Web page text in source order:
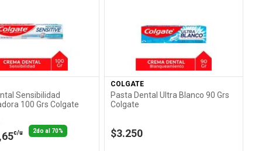
Ver Producto
Sensibilidad
100 Grs Colgate
c/u 2do al 70%
Ver Producto
COLGATE
Pasta Dental Ultra Blanco 90 Grs
Colgate
$3.250